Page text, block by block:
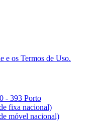
e os Termos de Uso.
- 393 Porto
fixa nacional)
móvel nacional)